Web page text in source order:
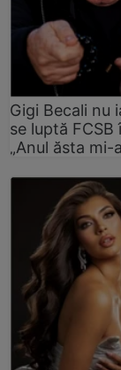
Gigi Becali nu
se luptă
„Anul ăsta mi-